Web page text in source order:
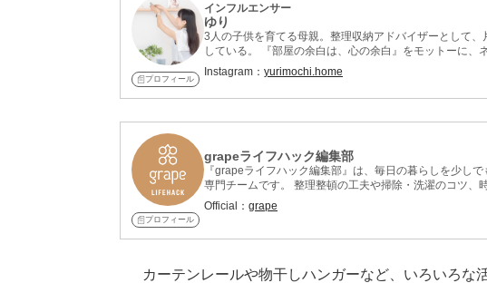
プロフィール
インフルエンサー
ゆり
3人の子供を育てる母親。整理収納アドバイザーとして
している。 『部屋の余白は、心の余白』をモットーに、
Instagram： yurimochi.home
プロフィール
grapeライフハック編集部
『grapeライフハック編集部』は、毎日の暮らしを少し
専門チームです。 整理整頓の工夫や掃除・洗濯のコツ、
紹介しています。 記事制作には、整理収納や生活分野、
れ、再現性と信頼性を重視。 意外なアイテムを使った掃
Official： grape
カーテンレールや物干しハンガーなど、いろいろな